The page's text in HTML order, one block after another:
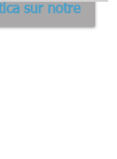
sur notre